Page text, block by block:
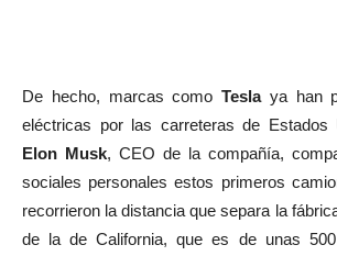
De hecho, marcas comoTeslaya han
eléctricas por las carreteras de Estados
Elon Musk, CEO de la compañía,
sociales personales estos primeros
recorrieron la distancia que separa la
de la de California, que es de unas